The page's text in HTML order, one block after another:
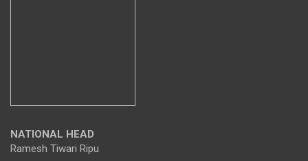
NATIONAL HEAD
Ramesh Tiwari Ripu